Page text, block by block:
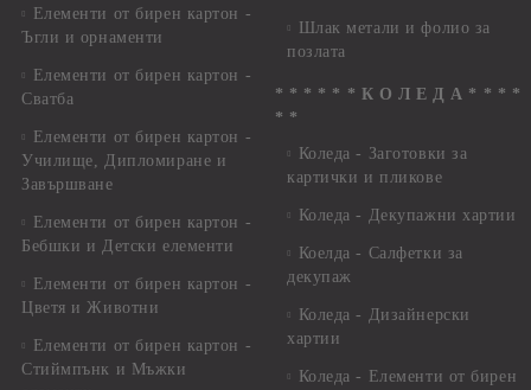
Елементи от бирен картон -
Ъгли и орнаменти
Елементи от бирен картон -
Сватба
Елементи от бирен картон -
Училище, Дипломиране и
Завършване
Елементи от бирен картон -
Бебшки и Детски елементи
Елементи от бирен картон -
Цветя и Животни
Елементи от бирен картон -
Стиймпънк и Мъжки
Шлак метали и фолио за
позлата
* * * * * * К О Л Е Д А * * * *
* *
Коледа - Заготовки за
картички и пликове
Коледа - Декупажни хартии
Коелда - Салфетки за
декупаж
Коледа - Дизайнерски
хартии
Коледа - Eлементи от бирен